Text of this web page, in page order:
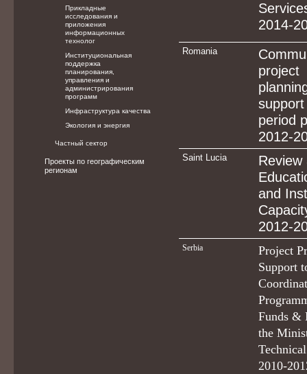
2014-
Romania
period
2012-
Saint Lucia
Review
and
2012-
Serbia
Project
Support
Funds &
the
2010-
Прикладные
исследования и
приложения
информационных
технолог
Институциональная
поддержка
планирования,
управления и
администрирования
программ
Инфраструктура качества
Экология и энергия
Частный сектор
Проекты по географическим
регионам